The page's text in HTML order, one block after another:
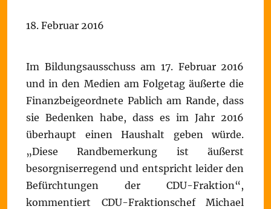
18. Februar 2016
Im Bildungsausschuss am 17. Februar 2016
und in den Medien am Folgetag äußerte die
Finanzbeigeordnete Pablich am Rande, dass
sie Bedenken habe, dass es im Jahr 2016
überhaupt einen Haushalt geben würde.
„Diese Randbemerkung ist äußerst
besorgniserregend und entspricht leider den
Befürchtungen der CDU-Fraktion“,
kommentiert CDU-Fraktionschef Michael